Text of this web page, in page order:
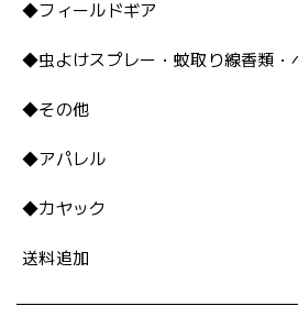
◆フィールドギア
◆虫よけスプレー・蚊取り線香類・
◆その他
◆アパレル
◆カヤック
送料追加